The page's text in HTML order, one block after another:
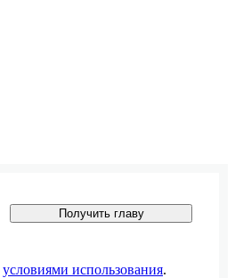
Получить главу
условиями использования.